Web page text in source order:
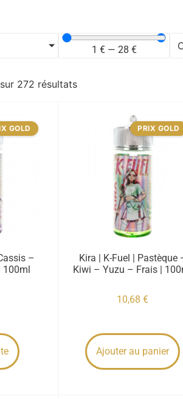
1 €— 28 €
272 résultats
GOLD
–
100ml
PRIX GOLD
Kira | K-Fuel | Pastèque
Kiwi – Yuzu – Frais |
10,68€
Ajouter au panier